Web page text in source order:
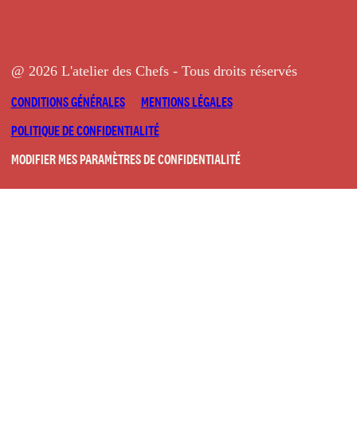
@ 2026 L'atelier des Chefs - Tous droits réservés
CONDITIONS GÉNÉRALES
MENTIONS LÉGALES
POLITIQUE DE CONFIDENTIALITÉ
MODIFIER MES PARAMÈTRES DE CONFIDENTIALITÉ